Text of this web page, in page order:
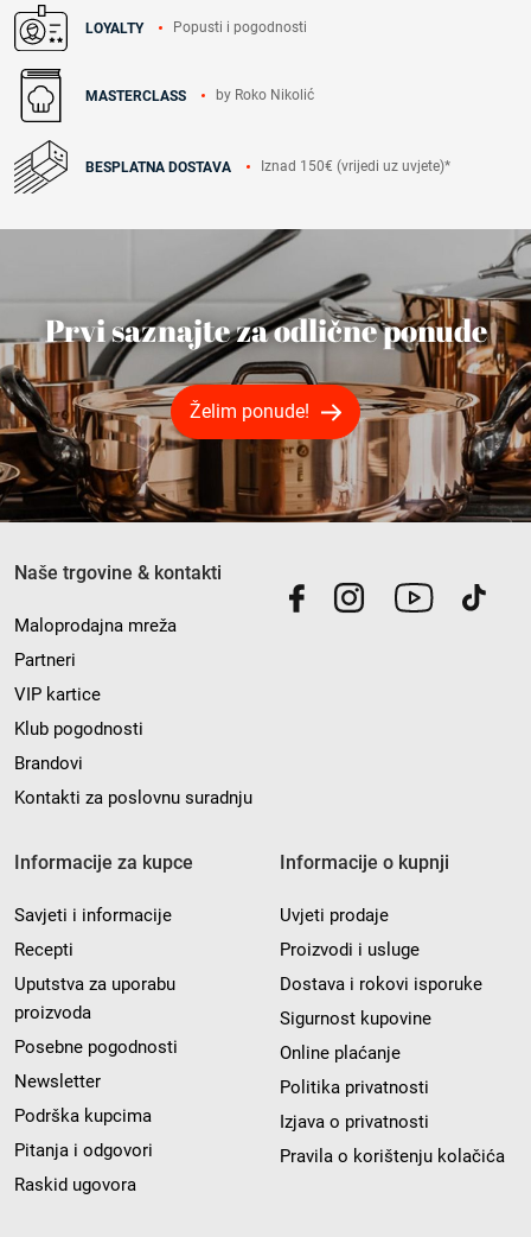
LOYALTY Popusti i pogodnosti
MASTERCLASS by Roko Nikolić
BESPLATNA DOSTAVA Iznad 150€ (vrijedi uz uvjete)*
Prvi saznajte za odlične ponude
Želim ponude!
Naše trgovine & kontakti
Maloprodajna mreža
Partneri
VIP kartice
Klub pogodnosti
Brandovi
Kontakti za poslovnu suradnju
Informacije za kupce
Savjeti i informacije
Recepti
Uputstva za uporabu
proizvoda
Posebne pogodnosti
Newsletter
Podrška kupcima
Pitanja i odgovori
Raskid ugovora
Informacije o kupnji
Uvjeti prodaje
Proizvodi i usluge
Dostava i rokovi isporuke
Sigurnost kupovine
Online plaćanje
Politika privatnosti
Izjava o privatnosti
Pravila o korištenju kolačića